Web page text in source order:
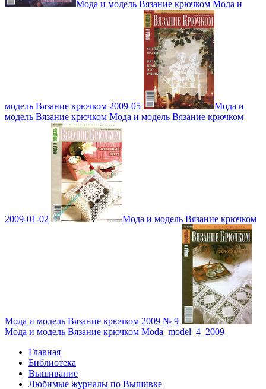
Мода и модель Вязание крючком Мода и
модель Вязание крючком 2009-05
Мода и
модель Вязание крючком Мода и модель Вязание крючком
2009-01-02 Мода и модель Вязание крючком
Мода и модель Вязание крючком 2009 № 9
Мода и модель Вязание крючком Moda_model_4_2009
Главная
Библиотека
Вышивание
Любимые журналы по Вышивке